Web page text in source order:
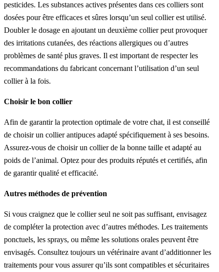
pesticides. Les substances actives présentes dans ces colliers sont
dosées pour être efficaces et sûres lorsqu’un seul collier est utilisé.
Doubler le dosage en ajoutant un deuxième collier peut provoquer
des irritations cutanées, des réactions allergiques ou d’autres
problèmes de santé plus graves. Il est important de respecter les
recommandations du fabricant concernant l’utilisation d’un seul
collier à la fois.
Choisir le bon collier
Afin de garantir la protection optimale de votre chat, il est conseillé
de choisir un collier antipuces adapté spécifiquement à ses besoins.
Assurez-vous de choisir un collier de la bonne taille et adapté au
poids de l’animal. Optez pour des produits réputés et certifiés, afin
de garantir qualité et efficacité.
Autres méthodes de prévention
Si vous craignez que le collier seul ne soit pas suffisant, envisagez
de compléter la protection avec d’autres méthodes. Les traitements
ponctuels, les sprays, ou même les solutions orales peuvent être
envisagés. Consultez toujours un vétérinaire avant d’additionner les
traitements pour vous assurer qu’ils sont compatibles et sécuritaires